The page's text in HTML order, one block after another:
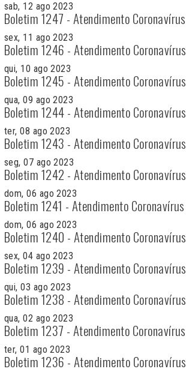
sab, 12 ago 2023
Boletim 1247 - Atendimento Coronavírus
sex, 11 ago 2023
Boletim 1246 - Atendimento Coronavírus
qui, 10 ago 2023
Boletim 1245 - Atendimento Coronavírus
qua, 09 ago 2023
Boletim 1244 - Atendimento Coronavírus
ter, 08 ago 2023
Boletim 1243 - Atendimento Coronavírus
seg, 07 ago 2023
Boletim 1242 - Atendimento Coronavírus
dom, 06 ago 2023
Boletim 1241 - Atendimento Coronavírus
dom, 06 ago 2023
Boletim 1240 - Atendimento Coronavírus
sex, 04 ago 2023
Boletim 1239 - Atendimento Coronavírus
qui, 03 ago 2023
Boletim 1238 - Atendimento Coronavírus
qua, 02 ago 2023
Boletim 1237 - Atendimento Coronavírus
ter, 01 ago 2023
Boletim 1236 - Atendimento Coronavírus